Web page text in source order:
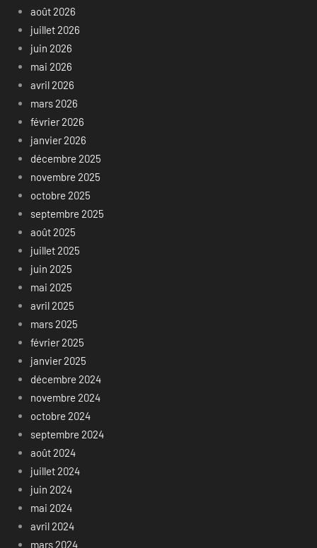
août 2026
juillet 2026
juin 2026
mai 2026
avril 2026
mars 2026
février 2026
janvier 2026
décembre 2025
novembre 2025
octobre 2025
septembre 2025
août 2025
juillet 2025
juin 2025
mai 2025
avril 2025
mars 2025
février 2025
janvier 2025
décembre 2024
novembre 2024
octobre 2024
septembre 2024
août 2024
juillet 2024
juin 2024
mai 2024
avril 2024
mars 2024